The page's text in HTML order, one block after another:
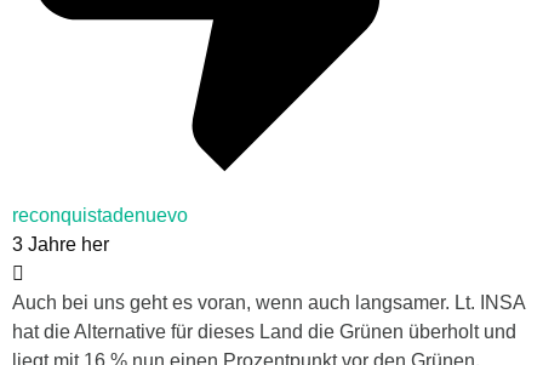
reconquistadenuevo
3 Jahre her
Auch bei uns geht es voran, wenn auch langsamer. Lt. INSA
hat die Alternative für dieses Land die Grünen überholt und
liegt mit 16 % nun einen Prozentpunkt vor den Grünen.